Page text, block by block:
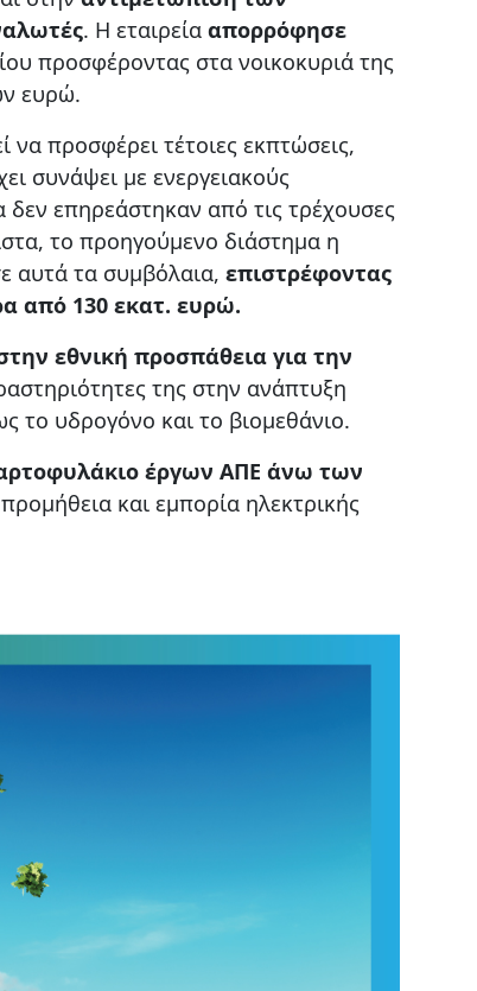
. Η εταιρεία απορρόφησε
προσφέροντας στα νοικοκυριά της
ευρώ.
να προσφέρει τέτοιες εκπτώσεις,
συνάψει με ενεργειακούς
δεν επηρεάστηκαν από τις τρέχουσες
το προηγούμενο διάστημα η
αυτά τα συμβόλαια, επιστρέφοντας
από 130 εκατ. ευρώ.
εθνική προσπάθεια για την
της στην ανάπτυξη
το υδρογόνο και το βιομεθάνιο.
έργων ΑΠΕ άνω των
και εμπορία ηλεκτρικής